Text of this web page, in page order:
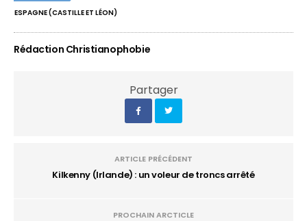
ESPAGNE (CASTILLE ET LÉON)
Rédaction Christianophobie
Partager
ARTICLE PRÉCÉDENT
Kilkenny (Irlande) : un voleur de troncs arrêté
PROCHAIN ARCTICLE